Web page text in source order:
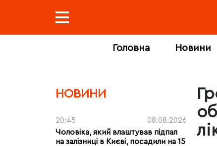
Головна Новини
НОВИНИ
20:45
08.08.2026
Чоловіка, який влаштував підпал
на залізниці в Києві, посадили на 15